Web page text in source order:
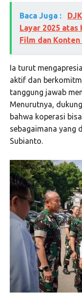
Baca Juga :
Layar 2025
Film dan
Ia turut
aktif dan
tanggung jawab
Menurutnya,
bahwa koperasi
sebagaimana yang
Subianto.